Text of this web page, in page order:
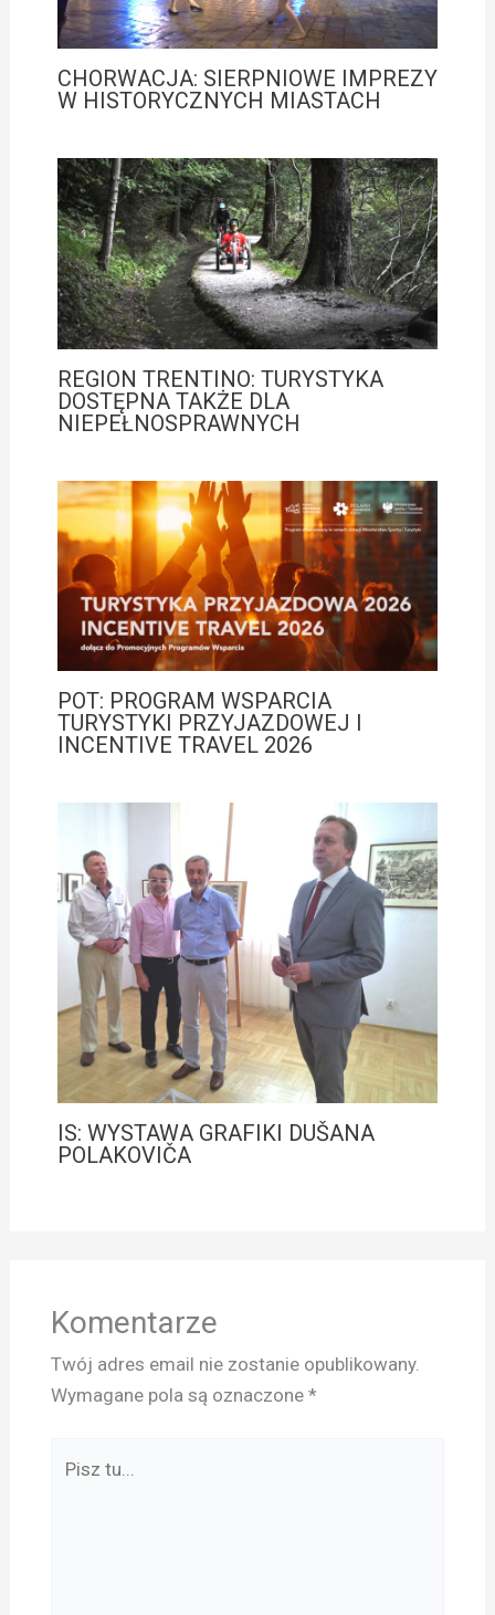
CHORWACJA: SIERPNIOWE IMPREZY
W HISTORYCZNYCH MIASTACH
REGION TRENTINO: TURYSTYKA
DOSTĘPNA TAKŻE DLA
NIEPEŁNOSPRAWNYCH
POT: PROGRAM WSPARCIA
TURYSTYKI PRZYJAZDOWEJ I
INCENTIVE TRAVEL 2026
IS: WYSTAWA GRAFIKI DUŠANA
POLAKOVIČA
Komentarze
Twój adres email nie zostanie opublikowany.
Wymagane pola są oznaczone *